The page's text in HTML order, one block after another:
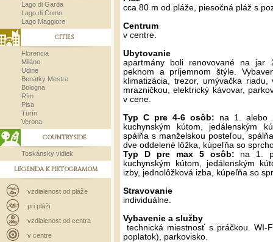
Lago di Garda
Lago di Como
Lago Maggiore
CITIES
Florencia
Miláno
Udine
Benátky Mestre
Bologna
Rím
Pisa
Turín
Verona
COUNTRYSIDE
Toskánsky vidiek
LEGENDA K PIKTOGRAMOM
vzdialenost od pláže
pri pláži
vzdialenost od centra
v centre
cca 80 m od pláže, piesočná pláž s
Centrum
v centre.
Ubytovanie
apartmány boli renovované na jar
peknom a príjemnom štýle.
klimatizácia, trezor, umývačka
mrazničkou, elektrický kávovar,
v cene.
Typ C pre 4-6 osôb: na 1. alebo
kuchynským kútom, jedálenským
spálňa s manželskou posteľou,
dve oddelené lôžka, kúpeľňa so
Typ D pre max 5 osôb: na 1.
kuchynským kútom, jedálenským
izby, jednolôžková izba, kúpeľňa so
Stravovanie
individuálne.
Vybavenie a služby
technická miestnosť s práčkou. WI-
poplatok), parkovisko.